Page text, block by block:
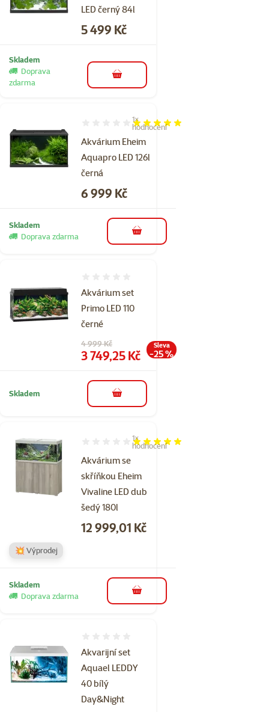
LED černý 84l
Cena
5 499 Kč
Skladem
Doprava
zdarma
do košíku
Akvárium Eheim
Aquapro LED 126l
černá
Hodnocení 100%, počet hodnocení: 1
1×
hodnocení
Cena
6 999 Kč
Skladem
Doprava zdarma
do košíku
Akvárium set
Primo LED 110
černé
Původní cena
4 999 Kč
Cena
3 749,25 Kč
Sleva
-25 %
Skladem do košíku
Akvárium se
skříňkou Eheim
Vivaline LED dub
šedý 180l
Hodnocení 100%, počet hodnocení: 1
1×
hodnocení
Cena
12 999,01 Kč
💥 Výprodej
Skladem
Doprava zdarma
do košíku
Akvarijní set
Aquael LEDDY
40 bílý
Day&Night